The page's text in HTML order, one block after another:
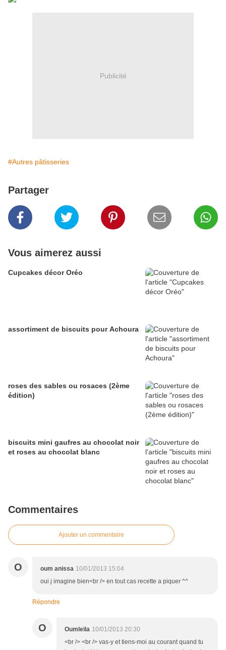
Publicité
#Autres pâtisseries
Partager
Vous aimerez aussi
Cupcakes décor Oréo
assortiment de biscuits pour Achoura
roses des sables ou rosaces (2ème
édition)
biscuits mini gaufres au chocolat noir
et roses au chocolat blanc
Commentaires
Ajouter un commentaire
O oum anissa 10/01/2013 15:04
oui j imagine bien<br /> en tout cas recette a piquer ^^
Répondre
O Oumleïla 10/01/2013 20:30
<br /> <br /> vas-y et tiens-moi au courant quand tu